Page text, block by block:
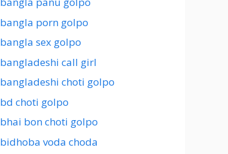
bangla porn golpo
bangla sex golpo
bangladeshi call girl
bangladeshi choti golpo
bd choti golpo
bhai bon choti golpo
bidhoba voda choda